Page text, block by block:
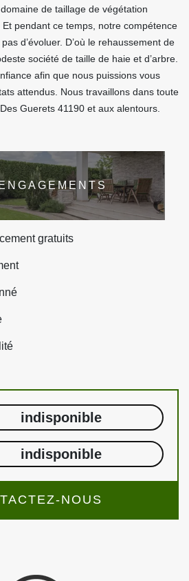
de taillage de végétation
pendant ce temps, notre compétence
d’évoluer. D’où le rehaussement de
société de taille de haie et d’arbre.
afin que nous puissions vous
attendus. Nous travaillons dans toute
Guerets 41190 et aux alentours.
gratuits
indisponible
indisponible
NOUS